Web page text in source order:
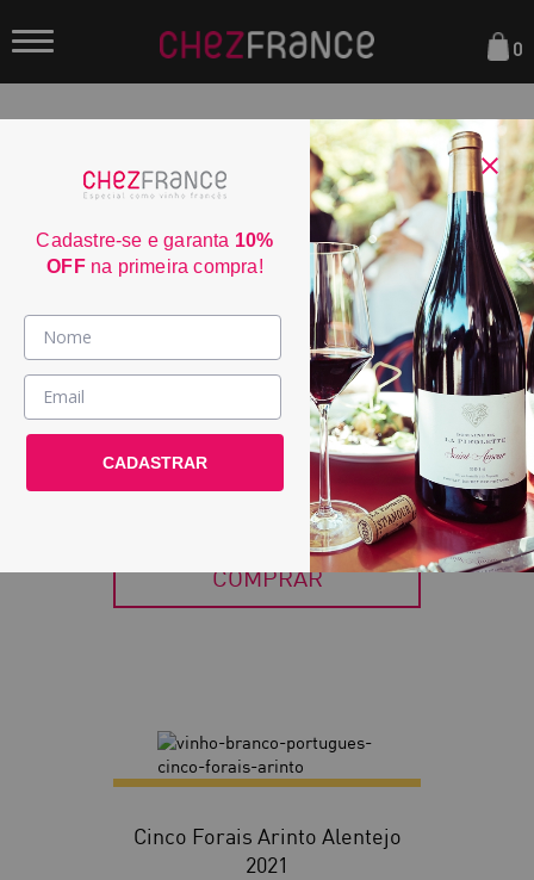
Vinhos >
País / Região >
Le Club >
0
ORDENAR POR:
Tenor Reserva Alentejo 2023
POR:R$ 199,00
COMPRAR
Cinco Forais Arinto Alentejo
2021
Cadastre-se e garanta 10%
OFFna primeira compra!
CADASTRAR